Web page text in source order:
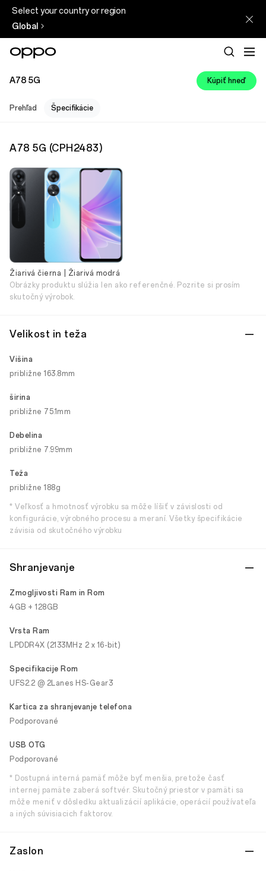
Select your country or region
Global
A78 5G Kúpiť hneď
Prehľad Špecifikácie
A78 5G (CPH2483)
Žiarivá čierna | Žiarivá modrá
Obrázky produktu slúžia len ako referenčné. Pozrite si prosím
skutočný výrobok.
Velikost in teža
Višina
približne 163.8mm
širina
približne 75.1mm
Debelina
približne 7.99mm
Teža
približne 188g
* Veľkosť a hmotnosť výrobku sa môže líšiť v závislosti od
konfigurácie, výrobného procesu a meraní. Všetky špecifikácie
závisia od skutočného výrobku
Shranjevanje
Zmogljivosti Ram in Rom
4GB + 128GB
Vrsta Ram
LPDDR4X (2133MHz 2 x 16-bit)
Specifikacije Rom
UFS2.2 @ 2Lanes HS-Gear3
Kartica za shranjevanje telefona
Podporované
USB OTG
Podporované
* Dostupná interná pamäť môže byť menšia, pretože časť
internej pamäte zaberá softvér. Skutočný priestor v pamäti sa
môže meniť v dôsledku aktualizácií aplikácie, operácií používateľa
a iných súvisiacich faktorov.
Zaslon